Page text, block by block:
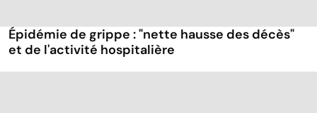
Épidémie de grippe : "nette hausse des décès"
et de l'activité hospitalière